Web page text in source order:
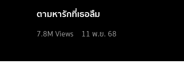
ตามหารักที่เธอลืม
7.8M Views 11 พ.ย. 68